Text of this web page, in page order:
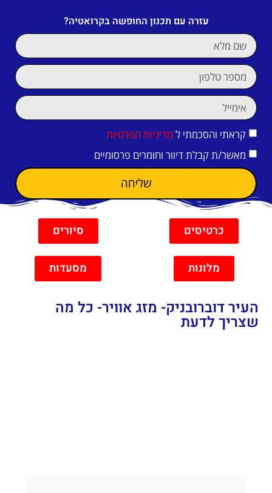
עזרה עם תכנון החופשה בקרואטיה?
קראתי והסכמתי למדיניות הפרטיות
מאשר/ת קבלת דיוור וחומרים פרסומיים
שליחה
כרטיסים סיורים
מלונות מסעדות
דוברובניק- מזג אוויר- כל מה
לדעת